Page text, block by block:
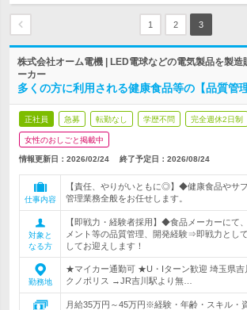
1 2 3
株式会社オーム電機 | LED電球などの電気製品を製造
ーカー
多くの方に利用される健康食品等の【品質管
正社員 急募 転勤なし 学歴不問 完全週休2日制
女性のおしごと掲載中
情報更新日：2026/02/24 終了予定日： 2026/08/24
仕事内容
【責任、やりがいともに◎】◆健康食品やサ
管理業務全般をお任せします。
対象と
なる方
【即戦力・経験者採用】◆食品メーカーにて
メント等の品質管理、開発経験⇒即戦力とし
してお迎えします！
勤務地
★マイカー通勤可 ★U・Iターン歓迎 埼玉県吉
クノポリス →JR吉川駅より無…
月給35万円～45万円※経験・年齢・スキル・